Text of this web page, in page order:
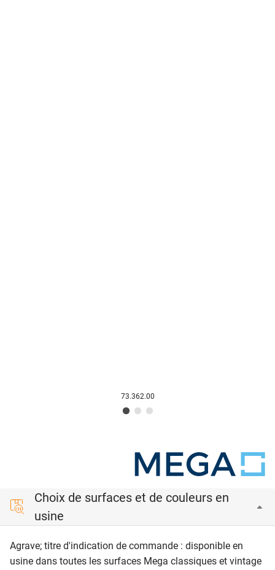
73.362.00
Choix de surfaces et de couleurs en
usine
Agrave; titre d'indication de commande : disponible en
usine dans toutes les surfaces Mega classiques et vintage